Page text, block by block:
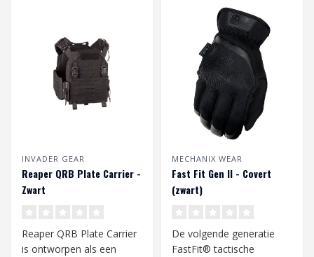
INVADER GEAR
Reaper QRB Plate Carrier -
Zwart
Reaper QRB Plate Carrier
is ontworpen als een ​​
MECHANIX WEAR
Fast Fit Gen II - Covert
(zwart)
De volgende generatie
FastFit® tactische